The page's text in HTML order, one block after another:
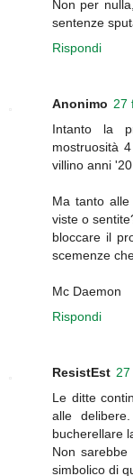
Non per
sentenze
Rispondi
Anonimo 27
Intanto la
mostruosità
villino anni
Ma tanto
viste o
bloccare il
scemenze
Mc Daemon
Rispondi
ResistEst
Le ditte
alle
bucherellare
Non
simbolico di